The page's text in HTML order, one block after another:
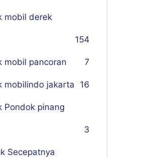
mobil derek
154
mobil pancoran 7
mobilindo jakarta 16
Pondok pinang
3
Secepatnya